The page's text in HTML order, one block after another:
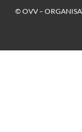
© OVV –